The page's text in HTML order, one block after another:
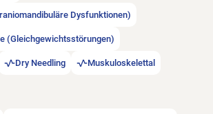
Dysfunktionen)
(Gleichgewichtsstörungen)
Dry Needling Muskuloskelettal